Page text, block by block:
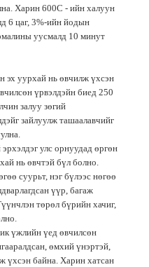
Харин 600С - ийн халуун
6 цаг, 3%-ийн йодын
уусмалд 10 минут
эх уурхай нь өвчилж үхсэн
үрвэлдэйн биед 250
залуу зөгий
зайлуулж ташаалавчийг
улс орнуудад өргөн
нь өвчтэй бүл болно.
суурьт, нэг бүлээс нөгөө
үүр, багаж
төрөл бүрийн хачиг,
үжлийн үед өвчилсөн
өмхий үнэртэй,
үхсэн байна. Харин хатсан